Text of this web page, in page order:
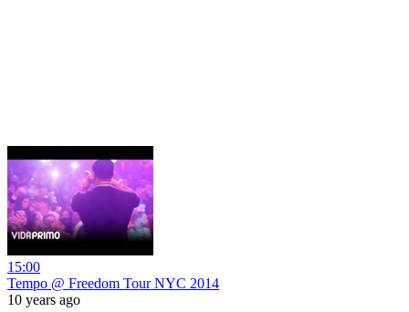
15:00
Tempo @ Freedom Tour NYC 2014
10 years ago